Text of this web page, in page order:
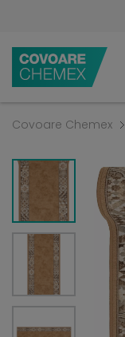
Covoare Chemex